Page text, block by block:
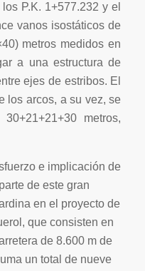
P.K. 1+577.232 y el
vanos isostáticos de
metros medidos en
a una estructura de
ejes de estribos. El
los arcos, a su vez, se
metros,
e implicación de
de este gran
en el proyecto de
que consisten en
de 8.600 m de
un total de nueve